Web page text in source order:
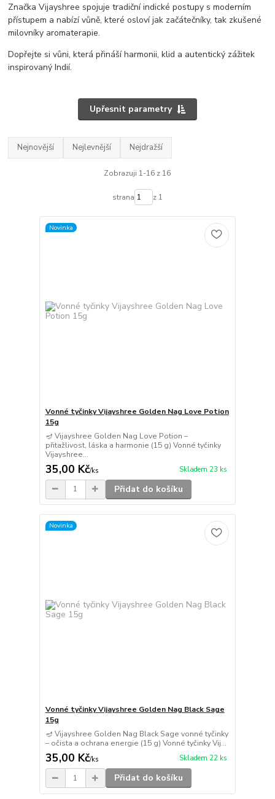
Značka Vijayshree spojuje tradiční indické postupy s moderním
přístupem a nabízí vůně, které osloví jak začátečníky, tak zkušené
milovníky aromaterapie.
Dopřejte si vůni, která přináší harmonii, klid a autentický zážitek
inspirovaný Indií.
Upřesnit parametry
Nejnovější Nejlevnější Nejdražší
Zobrazuji 1-16 z 16
strana z 1
Novinka
Vonné tyčinky Vijayshree Golden Nag Love Potion
15g
🪔 Vijayshree Golden Nag Love Potion –
přitažlivost, láska a harmonie (15 g) Vonné tyčinky
Vijayshree...
35,00 Kč/ks Skladem 23 ks
Přidat do košíku
Novinka
Vonné tyčinky Vijayshree Golden Nag Black Sage
15g
🪔 Vijayshree Golden Nag Black Sage vonné tyčinky
– očista a ochrana energie (15 g) Vonné tyčinky Vij...
35,00 Kč/ks Skladem 22 ks
Přidat do košíku